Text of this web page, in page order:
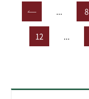
« ... 8
12 ...